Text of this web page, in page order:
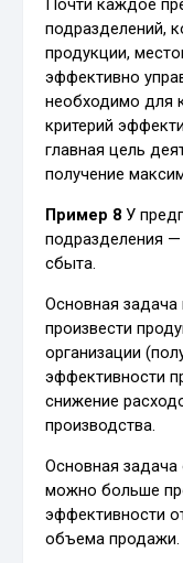
Почти каждое
подразделений,
продукции,
эффективно
необходимо для
критерий
главная цель
получение
Пример 8 У
подразделения
сбыта.
Основная задача
произвести
организации
эффективности
снижение
производства.
Основная
можно больше
эффективности
объема продажи.